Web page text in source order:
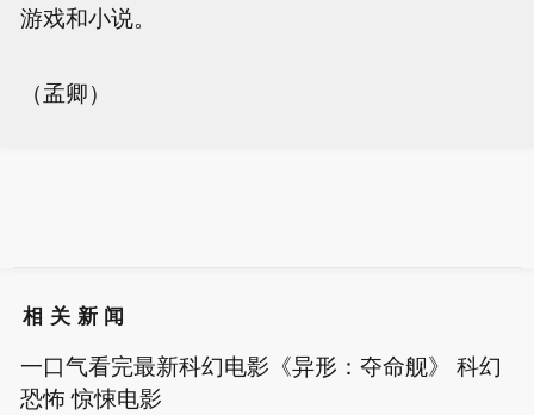
游戏和小说。
（孟卿）
相关新闻
一口气看完最新科幻电影《异形：夺命舰》 科幻
恐怖 惊悚电影